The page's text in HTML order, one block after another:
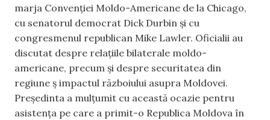
marja Convenției Moldo-Americane de la Chicago,
cu senatorul democrat Dick Durbin și cu
congresmenul republican Mike Lawler. Oficialii au
discutat despre relațiile bilaterale moldo-
americane, precum și despre securitatea din
regiune ș impactul războiului asupra Moldovei.
Președinta a mulțumit cu această ocazie pentru
asistența pe care a primit-o Republica Moldova în